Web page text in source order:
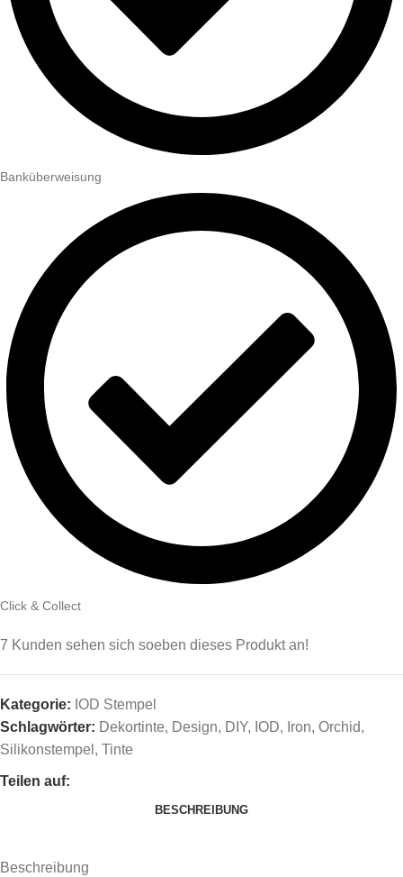
Banküberweisung
Click & Collect
7 Kunden sehen sich soeben dieses Produkt an!
Kategorie: IOD Stempel
Schlagwörter: Dekortinte, Design, DIY, IOD, Iron, Orchid,
Silikonstempel , Tinte
Teilen auf:
BESCHREIBUNG
Beschreibung